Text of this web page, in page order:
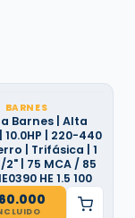
BARNES
Barnes | Alta
10.0HP | 220-440
| Trifásica | 1
2" | 75 MCA / 85
HE 1.5 100